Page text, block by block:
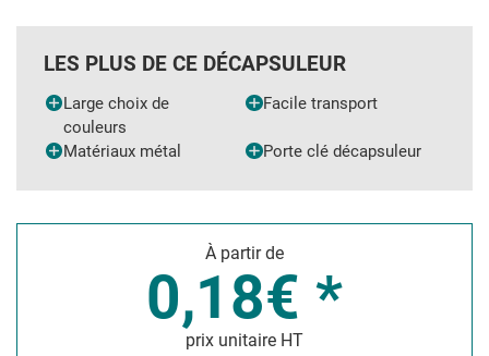
LES PLUS DE CE DÉCAPSULEUR
Large choix de
couleurs
Facile transport
Matériaux métal Porte clé décapsuleur
À partir de
0,18€ *
prix unitaire HT